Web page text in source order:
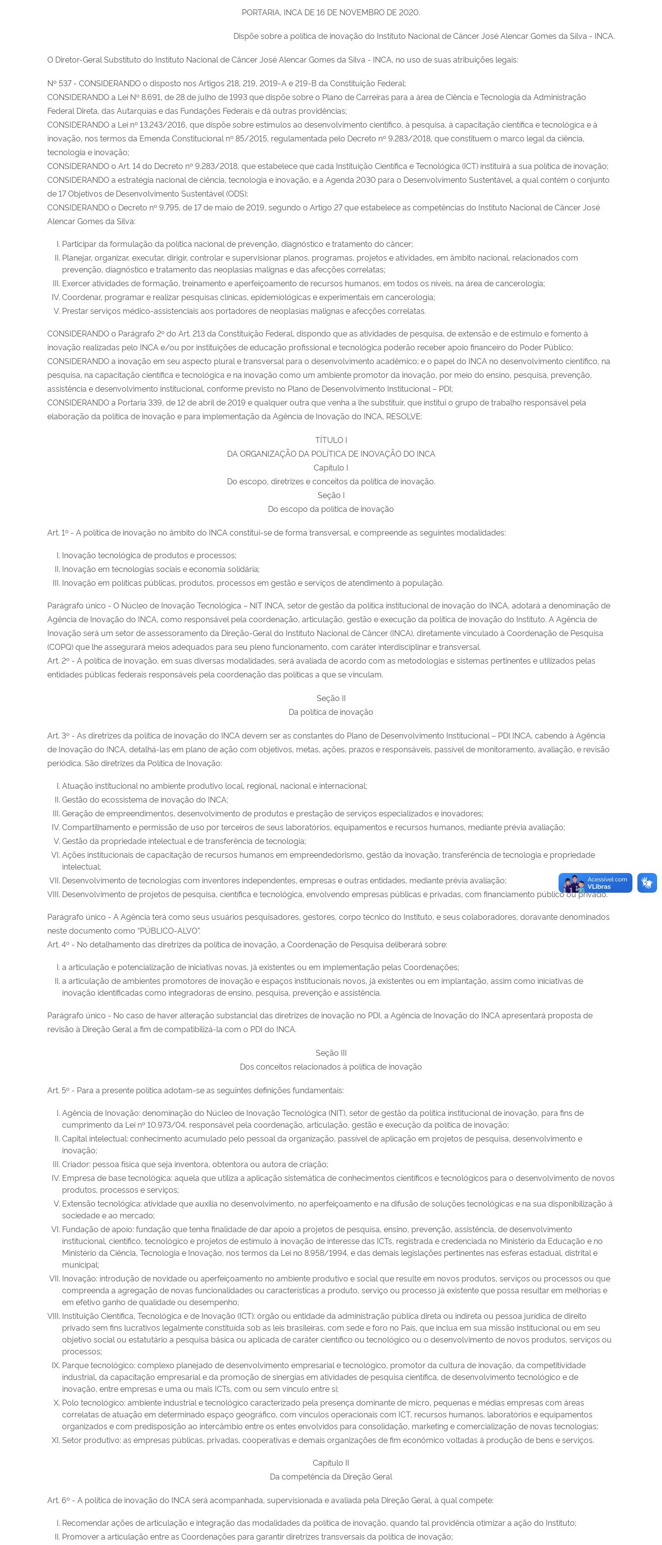
PORTARIA, INCA DE 16 DE NOVEMBRO DE 2020.
Dispõe sobre a política de inovação do Instituto Nacional de Câncer José Alencar Gomes da Silva - INCA.
O Diretor-Geral Substituto do Instituto Nacional de Câncer José Alencar Gomes da Silva - INCA, no uso de suas atribuições legais:
Nº 537 - CONSIDERANDO o disposto nos Artigos 218, 219, 2019-A e 219-B da Constituição Federal;
CONSIDERANDO a Lei Nº 8.691, de 28 de julho de 1993 que dispõe sobre o Plano de Carreiras para a área de Ciência e Tecnologia da Administração
Federal Direta, das Autarquias e das Fundações Federais e dá outras providências;
CONSIDERANDO a Lei nº 13.243/2016, que dispõe sobre estímulos ao desenvolvimento científico, à pesquisa, à capacitação científica e tecnológica e à
inovação, nos termos da Emenda Constitucional nº 85/2015, regulamentada pelo Decreto nº 9.283/2018, que constituem o marco legal da ciência,
tecnologia e inovação;
CONSIDERANDO o Art. 14 do Decreto nº 9.283/2018, que estabelece que cada Instituição Científica e Tecnológica (ICT) instituirá a sua política de inovação;
CONSIDERANDO a estratégia nacional de ciência, tecnologia e inovação, e a Agenda 2030 para o Desenvolvimento Sustentável, a qual contém o conjunto
de 17 Objetivos de Desenvolvimento Sustentável (ODS);
CONSIDERANDO o Decreto nº 9.795, de 17 de maio de 2019, segundo o Artigo 27 que estabelece as competências do Instituto Nacional de Câncer José
Alencar Gomes da Silva:
Participar da formulação da política nacional de prevenção, diagnóstico e tratamento do câncer;
Planejar, organizar, executar, dirigir, controlar e supervisionar planos, programas, projetos e atividades, em âmbito nacional, relacionados com
prevenção, diagnóstico e tratamento das neoplasias malignas e das afecções correlatas;
Exercer atividades de formação, treinamento e aperfeiçoamento de recursos humanos, em todos os níveis, na área de cancerologia;
Coordenar, programar e realizar pesquisas clínicas, epidemiológicas e experimentais em cancerologia;
Prestar serviços médico-assistenciais aos portadores de neoplasias malignas e afecções correlatas.
CONSIDERANDO o Parágrafo 2º do Art. 213 da Constituição Federal, dispondo que as atividades de pesquisa, de extensão e de estímulo e fomento à
inovação realizadas pelo INCA e/ou por instituições de educação profissional e tecnológica poderão receber apoio financeiro do Poder Público;
CONSIDERANDO a inovação em seu aspecto plural e transversal para o desenvolvimento acadêmico; e o papel do INCA no desenvolvimento científico, na
pesquisa, na capacitação científica e tecnológica e na inovação como um ambiente promotor da inovação, por meio do ensino, pesquisa, prevenção,
assistência e desenvolvimento institucional, conforme previsto no Plano de Desenvolvimento Institucional – PDI;
CONSIDERANDO a Portaria 339, de 12 de abril de 2019 e qualquer outra que venha a lhe substituir, que institui o grupo de trabalho responsável pela
elaboração da política de inovação e para implementação da Agência de Inovação do INCA, RESOLVE:
TÍTULO I
DA ORGANIZAÇÃO DA POLÍTICA DE INOVAÇÃO DO INCA
Capítulo I
Do escopo, diretrizes e conceitos da política de inovação.
Seção I
Do escopo da política de inovação
Art. 1º - A política de inovação no âmbito do INCA constitui-se de forma transversal, e compreende as seguintes modalidades:
Inovação tecnológica de produtos e processos;
Inovação em tecnologias sociais e economia solidária;
Inovação em políticas públicas, produtos, processos em gestão e serviços de atendimento à população.
Parágrafo único - O Núcleo de Inovação Tecnológica – NIT INCA, setor de gestão da política institucional de inovação do INCA, adotará a denominação de
Agência de Inovação do INCA, como responsável pela coordenação, articulação, gestão e execução da política de inovação do Instituto. A Agência de
Inovação será um setor de assessoramento da Direção-Geral do Instituto Nacional de Câncer (INCA), diretamente vinculado à Coordenação de Pesquisa
(COPQ) que lhe assegurará meios adequados para seu pleno funcionamento, com caráter interdisciplinar e transversal.
Art. 2º - A política de inovação, em suas diversas modalidades, será avaliada de acordo com as metodologias e sistemas pertinentes e utilizados pelas
entidades públicas federais responsáveis pela coordenação das políticas a que se vinculam.
Seção II
Da política de inovação
Art. 3º - As diretrizes da política de inovação do INCA devem ser as constantes do Plano de Desenvolvimento Institucional – PDI INCA, cabendo à Agência
de Inovação do INCA, detalhá-las em plano de ação com objetivos, metas, ações, prazos e responsáveis, passível de monitoramento, avaliação, e revisão
periódica. São diretrizes da Política de Inovação:
Atuação institucional no ambiente produtivo local, regional, nacional e internacional;
Gestão do ecossistema de inovação do INCA;
Geração de empreendimentos, desenvolvimento de produtos e prestação de serviços especializados e inovadores;
Compartilhamento e permissão de uso por terceiros de seus laboratórios, equipamentos e recursos humanos, mediante prévia avaliação;
Gestão da propriedade intelectual e de transferência de tecnologia;
Ações institucionais de capacitação de recursos humanos em empreendedorismo, gestão da inovação, transferência de tecnologia e propriedade
intelectual;
Desenvolvimento de tecnologias com inventores independentes, empresas e outras entidades, mediante prévia avaliação;
Desenvolvimento de projetos de pesquisa, científica e tecnológica, envolvendo empresas públicas e privadas, com financiamento público ou privado.
Parágrafo único - A Agência terá como seus usuários pesquisadores, gestores, corpo técnico do Instituto, e seus colaboradores, doravante denominados
neste documento como “PÚBLICO-ALVO”.
Art. 4º - No detalhamento das diretrizes da política de inovação, a Coordenação de Pesquisa deliberará sobre:
a articulação e potencialização de iniciativas novas, já existentes ou em implementação pelas Coordenações;
a articulação de ambientes promotores de inovação e espaços institucionais novos, já existentes ou em implantação, assim como iniciativas de
inovação identificadas como integradoras de ensino, pesquisa, prevenção e assistência.
Parágrafo único - No caso de haver alteração substancial das diretrizes de inovação no PDI, a Agência de Inovação do INCA apresentará proposta de
revisão à Direção Geral a fim de compatibilizá-la com o PDI do INCA.
Seção III
Dos conceitos relacionados à política de inovação
Art. 5º - Para a presente política adotam-se as seguintes definições fundamentais:
Agência de Inovação: denominação do Núcleo de Inovação Tecnológica (NIT), setor de gestão da política institucional de inovação, para fins de
cumprimento da Lei nº 10.973/04, responsável pela coordenação, articulação, gestão e execução da política de inovação;
Capital intelectual: conhecimento acumulado pelo pessoal da organização, passível de aplicação em projetos de pesquisa, desenvolvimento e
inovação;
Criador: pessoa física que seja inventora, obtentora ou autora de criação;
Empresa de base tecnológica: aquela que utiliza a aplicação sistemática de conhecimentos científicos e tecnológicos para o desenvolvimento de novos
produtos, processos e serviços;
Extensão tecnológica: atividade que auxilia no desenvolvimento, no aperfeiçoamento e na difusão de soluções tecnológicas e na sua disponibilização à
sociedade e ao mercado;
Fundação de apoio: fundação que tenha finalidade de dar apoio a projetos de pesquisa, ensino, prevenção, assistência, de desenvolvimento
institucional, científico, tecnológico e projetos de estímulo à inovação de interesse das ICTs, registrada e credenciada no Ministério da Educação e no
Ministério da Ciência, Tecnologia e Inovação, nos termos da Lei no 8.958/1994, e das demais legislações pertinentes nas esferas estadual, distrital e
municipal;
Inovação: introdução de novidade ou aperfeiçoamento no ambiente produtivo e social que resulte em novos produtos, serviços ou processos ou que
compreenda a agregação de novas funcionalidades ou características a produto, serviço ou processo já existente que possa resultar em melhorias e
em efetivo ganho de qualidade ou desempenho;
Instituição Científica, Tecnológica e de Inovação (ICT): órgão ou entidade da administração pública direta ou indireta ou pessoa jurídica de direito
privado sem fins lucrativos legalmente constituída sob as leis brasileiras, com sede e foro no País, que inclua em sua missão institucional ou em seu
objetivo social ou estatutário a pesquisa básica ou aplicada de caráter científico ou tecnológico ou o desenvolvimento de novos produtos, serviços ou
processos;
Parque tecnológico: complexo planejado de desenvolvimento empresarial e tecnológico, promotor da cultura de inovação, da competitividade
industrial, da capacitação empresarial e da promoção de sinergias em atividades de pesquisa científica, de desenvolvimento tecnológico e de
inovação, entre empresas e uma ou mais ICTs, com ou sem vínculo entre si;
Polo tecnológico: ambiente industrial e tecnológico caracterizado pela presença dominante de micro, pequenas e médias empresas com áreas
correlatas de atuação em determinado espaço geográfico, com vínculos operacionais com ICT, recursos humanos, laboratórios e equipamentos
organizados e com predisposição ao intercâmbio entre os entes envolvidos para consolidação, marketing e comercialização de novas tecnologias;
Setor produtivo: as empresas públicas, privadas, cooperativas e demais organizações de fim econômico voltadas à produção de bens e serviços.
Capítulo II
Da competência da Direção Geral
Art. 6º - A política de inovação do INCA será acompanhada, supervisionada e avaliada pela Direção Geral, à qual compete:
Recomendar ações de articulação e integração das modalidades da política de inovação, quando tal providência otimizar a ação do Instituto;
Promover a articulação entre as Coordenações para garantir diretrizes transversais da política de inovação;